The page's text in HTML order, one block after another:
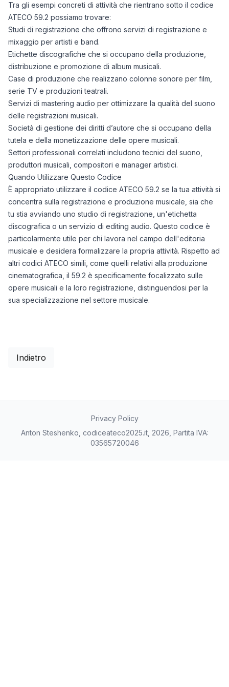
Tra gli esempi concreti di attività che rientrano sotto il codice
ATECO 59.2 possiamo trovare:
Studi di registrazione che offrono servizi di registrazione e
mixaggio per artisti e band.
Etichette discografiche che si occupano della produzione,
distribuzione e promozione di album musicali.
Case di produzione che realizzano colonne sonore per film,
serie TV e produzioni teatrali.
Servizi di mastering audio per ottimizzare la qualità del suono
delle registrazioni musicali.
Società di gestione dei diritti d’autore che si occupano della
tutela e della monetizzazione delle opere musicali.
Settori professionali correlati includono tecnici del suono,
produttori musicali, compositori e manager artistici.
Quando Utilizzare Questo Codice
È appropriato utilizzare il codice ATECO 59.2 se la tua attività si
concentra sulla registrazione e produzione musicale, sia che
tu stia avviando uno studio di registrazione, un'etichetta
discografica o un servizio di editing audio. Questo codice è
particolarmente utile per chi lavora nel campo dell'editoria
musicale e desidera formalizzare la propria attività. Rispetto ad
altri codici ATECO simili, come quelli relativi alla produzione
cinematografica, il 59.2 è specificamente focalizzato sulle
opere musicali e la loro registrazione, distinguendosi per la
sua specializzazione nel settore musicale.
Indietro
Privacy Policy
Anton Steshenko, codiceateco2025.it, 2026, Partita IVA:
03565720046